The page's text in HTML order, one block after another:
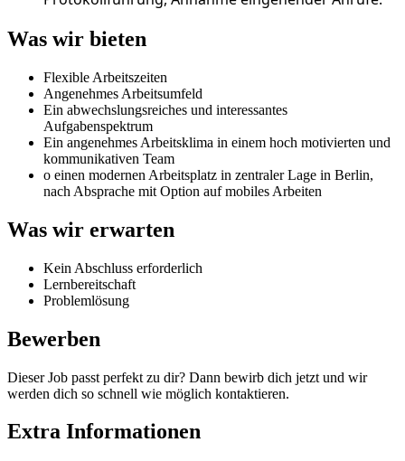
Was wir bieten
Flexible Arbeitszeiten
Angenehmes Arbeitsumfeld
Ein abwechslungsreiches und interessantes
Aufgabenspektrum
Ein angenehmes Arbeitsklima in einem hoch motivierten und
kommunikativen Team
o einen modernen Arbeitsplatz in zentraler Lage in Berlin,
nach Absprache mit Option auf mobiles Arbeiten
Was wir erwarten
Kein Abschluss erforderlich
Lernbereitschaft
Problemlösung
Bewerben
Dieser Job passt perfekt zu dir? Dann bewirb dich jetzt und wir
werden dich so schnell wie möglich kontaktieren.
Extra Informationen